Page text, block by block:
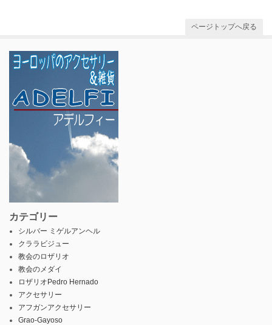
ページトップへ戻る
カテゴリー
シルバー ミゲルアンヘル
クララビジュー
教会のロザリオ
教会のメダイ
ロザリオPedro Hernado
アクセサリー
アフガンアクセサリー
Grao-Gayoso